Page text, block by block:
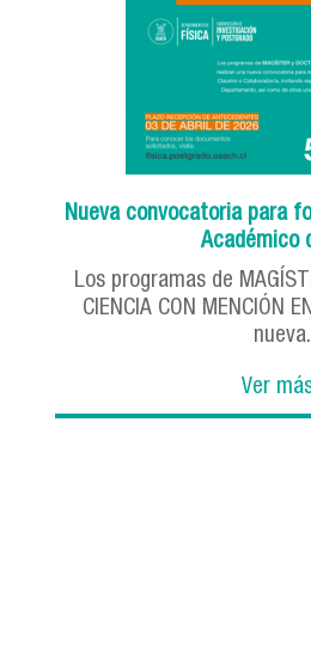
Nueva convocatoria para
Académico
Los programas de
CIENCIA CON MENCIÓN
Ver